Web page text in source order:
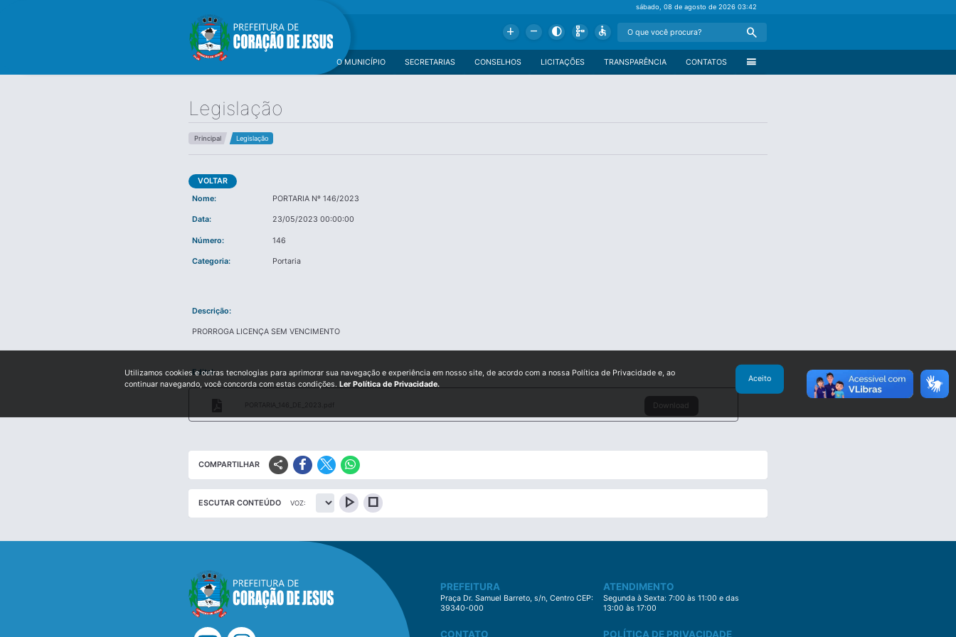
sábado, 08 de agosto de 202603:42
Add Remove Contrast Schema Accessible Search
menu
CONTATOS
TRANSPARÊNCIA
LICITAÇÕES
CONSELHOS
SECRETARIAS
O MUNICÍPIO
Legislação
Principal Legislação
VOLTAR
Nome:
PORTARIA Nº 146/2023
Data: 23/05/2023 00:00:00
Número: 146
Categoria: Portaria
Descrição:
PRORROGA LICENÇA SEM VENCIMENTO
Edital:
PORTARIA_146_DE_2023.pdf Download
COMPARTILHAR share
ESCUTAR CONTEÚDO VOZ: play_arrow stop
PREFEITURA
Praça Dr. Samuel Barreto, s/n, Centro CEP:
39340-000
ATENDIMENTO
Segunda à Sexta: 7:00 às 11:00 e das
13:00 às 17:00
CONTATO POLÍTICA DE PRIVACIDADE
Utilizamos cookies e outras tecnologias para aprimorar sua navegação e experiência em nosso site, de acordo com a nossa Política de Privacidade e, ao
continuar navegando, você concorda com estas condições. Ler Política de Privacidade.
Aceito